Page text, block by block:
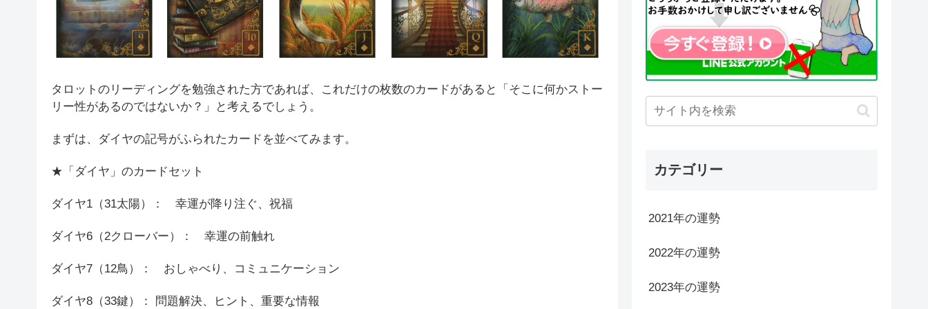
タロットのリーディングを勉強された方であれば、これだけの枚数のカードがあると「そこに何かストー
リー性があるのではないか？」と考えるでしょう。
まずは、ダイヤの記号がふられたカードを並べてみます。
★「ダイヤ」のカードセット
ダイヤ1（31太陽）： 幸運が降り注ぐ、祝福
ダイヤ6（2クローバー）： 幸運の前触れ
ダイヤ7（12鳥）： おしゃべり、コミュニケーション
ダイヤ8（33鍵）： 問題解決、ヒント、重要な情報
カテゴリー
2021年の運勢
2022年の運勢
2023年の運勢